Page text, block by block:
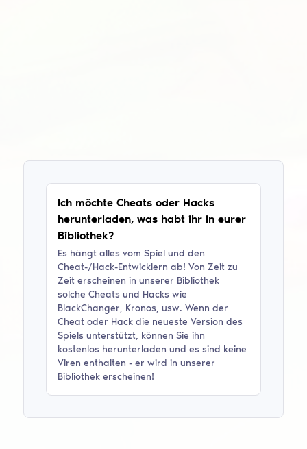
Ich möchte Cheats oder Hacks
herunterladen, was habt ihr in eurer
Bibliothek?
Es hängt alles vom Spiel und den
Cheat-/Hack-Entwicklern ab! Von Zeit zu
Zeit erscheinen in unserer Bibliothek
solche Cheats und Hacks wie
BlackChanger, Kronos, usw. Wenn der
Cheat oder Hack die neueste Version des
Spiels unterstützt, können Sie ihn
kostenlos herunterladen und es sind keine
Viren enthalten - er wird in unserer
Bibliothek erscheinen!